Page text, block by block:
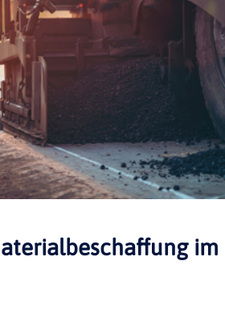
Rheinland-Pfalz
Sachsen
Sachsen-Anhalt
Schleswig-Holstein
Thüringen
im